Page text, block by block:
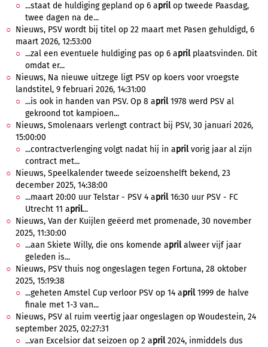
...staat de huldiging gepland op 6 aprilop tweede Paasdag,
twee dagen na de...
Nieuws, PSV wordt bij titel op 22 maart met Pasen gehuldigd, 6
maart 2026, 12:53:00
...zal een eventuele huldiging pas op 6 aprilplaatsvinden. Dit
omdat er...
Nieuws, Na nieuwe uitzege ligt PSV op koers voor vroegste
landstitel, 9 februari 2026, 14:31:00
...is ook in handen van PSV. Op 8 april1978 werd PSV al
gekroond tot kampioen...
Nieuws, Smolenaars verlengt contract bij PSV, 30 januari 2026,
15:00:00
...contractverlenging volgt nadat hij in aprilvorig jaar al zijn
contract met...
Nieuws, Speelkalender tweede seizoenshelft bekend, 23
december 2025, 14:38:00
...maart 20:00 uur Telstar - PSV 4 april16:30 uur PSV - FC
Utrecht 11 april...
Nieuws, Van der Kuijlen geëerd met promenade, 30 november
2025, 11:30:00
...aan Skiete Willy, die ons komende aprilalweer vijf jaar
geleden is...
Nieuws, PSV thuis nog ongeslagen tegen Fortuna, 28 oktober
2025, 15:19:38
...geheten Amstel Cup verloor PSV op 14 april1999 de halve
finale met 1-3 van...
Nieuws, PSV al ruim veertig jaar ongeslagen op Woudestein, 24
september 2025, 02:27:31
...van Excelsior dat seizoen op 2 april2024, inmiddels dus